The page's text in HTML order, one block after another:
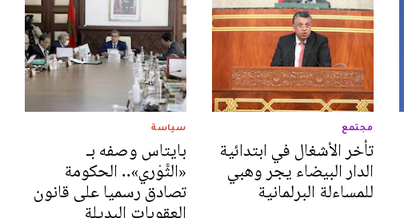
مجتمع
تأخر الأشغال في ابتدائية
الدار البيضاء يجر وهبي
للمساءلة البرلمانية
سياسة
بايتاس وصفه بـ
«الثَّوْري».. الحكومة
تصادق رسميا على قانون
العقوبات البديلة